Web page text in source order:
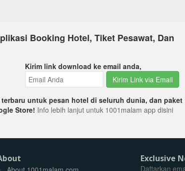
Booking Hotel, Tiket Pesawat, Dan
Kirim link download ke email anda,
Kirim Link via Email
untuk pesan hotel di seluruh dunia, dan paket
Store! Info lebih lanjut untuk 1001malam app disini
Exclusive
Daftarkan